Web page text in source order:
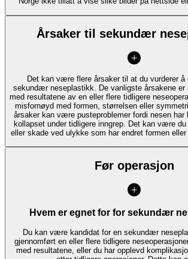
Årsaker til sekundær
Det kan være flere årsaker til at du vurderer å
sekundær neseplastikk. De vanligste årsakene er
med resultatene av en eller flere tidligere
misfornøyd med formen, størrelsen eller
årsaker kan være pusteproblemer fordi nesen har
kollapset under tidligere inngrep. Det kan være
eller skade ved ulykke som har endret formen
Før operasjon
Hvem er egnet for for sekundær
Du kan være kandidat for en sekundær
gjennomført en eller flere tidligere
med resultatene, eller du har opplevd